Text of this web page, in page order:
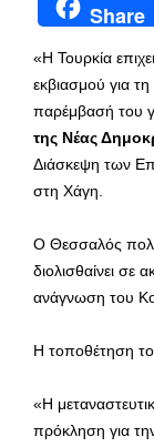
Share
«Η Τουρκία
εκβιασμού για
παρέμβασή του
της Νέας
Διάσκεψη των
στη Χάγη.
Ο Θεσσαλός
διολισθαίνει σε
ανάγνωση του
Η τοποθέτηση
«Η
πρόκληση για